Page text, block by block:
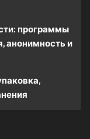
программы
анонимность и